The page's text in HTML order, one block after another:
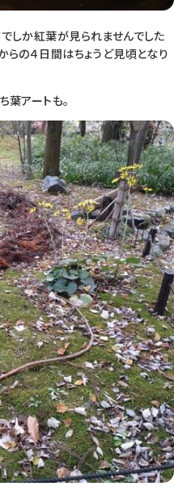
しか紅葉が見られませんでした
らの４日間はちょうど見頃となり
葉アートも。